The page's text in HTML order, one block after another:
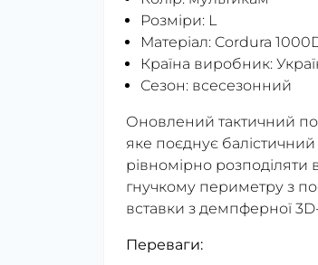
Розміри: L
Матеріал: Cordura
Країна виробник:
Сезон: всесезонний
Оновлений тактичний
яке поєднує
рівномірно розподіляти
гнучкому периметру з
вставки з демпферної
Переваги: